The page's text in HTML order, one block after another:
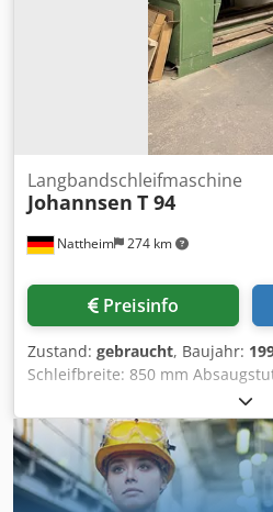
Nattheim 274 km
Langbandschleifmaschine
Johannsen T 94
Preisinfo
Zustand: gebraucht, Baujahr:
Schleifbreite: 850 mm
4 kW Drehzahl: 1430 min-1
Gewicht: ca. 700 kg Lagerort:
Agljck